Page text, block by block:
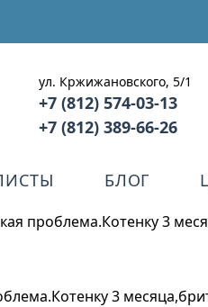
ул. Кржижановского, 5/1
+7 (812) 574-03-13
+7 (812) 389-66-26
БЛОГ
проблема.Котенку 3
3